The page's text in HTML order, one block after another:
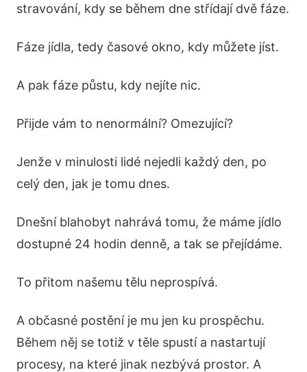
stravování, kdy se během dne střídají dvě fáze.
Fáze jídla, tedy časové okno, kdy můžete jíst.
A pak fáze půstu, kdy nejíte nic.
Přijde vám to nenormální? Omezující?
Jenže v minulosti lidé nejedli každý den, po
celý den, jak je tomu dnes.
Dnešní blahobyt nahrává tomu, že máme jídlo
dostupné 24 hodin denně, a tak se přejídáme.
To přitom našemu tělu neprospívá.
A občasné postění je mu jen ku prospěchu.
Během něj se totiž v těle spustí a nastartují
procesy, na které jinak nezbývá prostor. A